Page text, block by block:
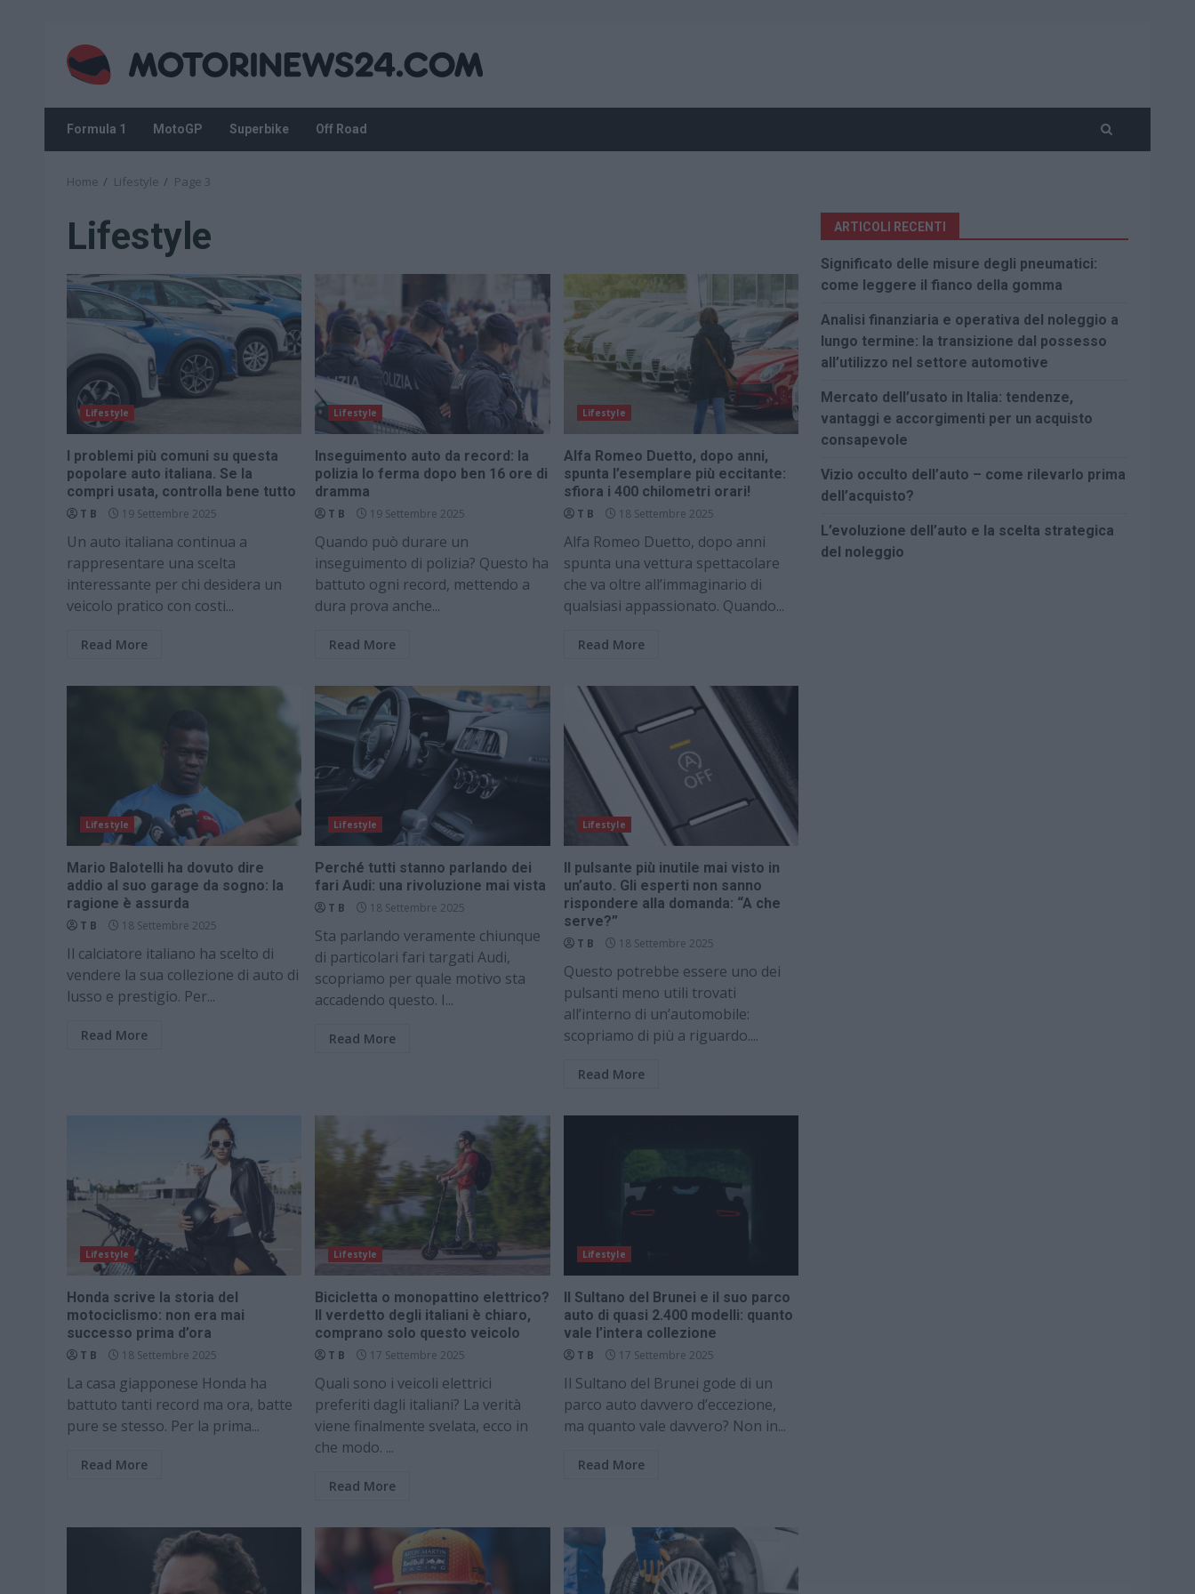
content
Formula 1 MotoGP Superbike Off Road
Home Lifestyle Page 3
Lifestyle
Lifestyle
I problemi più comuni su questa
popolare auto italiana. Se la
compri usata, controlla bene tutto
T B 19 Settembre 2025
Un auto italiana continua a
rappresentare una scelta
interessante per chi desidera un
veicolo pratico con costi...
Read More
Lifestyle
Inseguimento auto da record: la
polizia lo ferma dopo ben 16 ore di
dramma
T B 19 Settembre 2025
Quando può durare un
inseguimento di polizia? Questo ha
battuto ogni record, mettendo a
dura prova anche...
Read More
Lifestyle
Alfa Romeo Duetto, dopo anni,
spunta l’esemplare più eccitante:
sfiora i 400 chilometri orari!
T B 18 Settembre 2025
Alfa Romeo Duetto, dopo anni
spunta una vettura spettacolare
che va oltre all’immaginario di
qualsiasi appassionato. Quando...
Read More
Lifestyle
Mario Balotelli ha dovuto dire
addio al suo garage da sogno: la
ragione è assurda
T B 18 Settembre 2025
Il calciatore italiano ha scelto di
vendere la sua collezione di auto di
lusso e prestigio. Per...
Read More
Lifestyle
Perché tutti stanno parlando dei
fari Audi: una rivoluzione mai vista
T B 18 Settembre 2025
Sta parlando veramente chiunque
di particolari fari targati Audi,
scopriamo per quale motivo sta
accadendo questo. I...
Read More
Lifestyle
Il pulsante più inutile mai visto in
un’auto. Gli esperti non sanno
rispondere alla domanda: “A che
serve?”
T B 18 Settembre 2025
Questo potrebbe essere uno dei
pulsanti meno utili trovati
all’interno di un’automobile:
scopriamo di più a riguardo....
Read More
Lifestyle
Honda scrive la storia del
motociclismo: non era mai
successo prima d’ora
T B 18 Settembre 2025
La casa giapponese Honda ha
battuto tanti record ma ora, batte
pure se stesso. Per la prima...
Read More
Lifestyle
Bicicletta o monopattino elettrico?
Il verdetto degli italiani è chiaro,
comprano solo questo veicolo
T B 17 Settembre 2025
Quali sono i veicoli elettrici
preferiti dagli italiani? La verità
viene finalmente svelata, ecco in
che modo. ...
Read More
Lifestyle
Il Sultano del Brunei e il suo parco
auto di quasi 2.400 modelli: quanto
vale l’intera collezione
T B 17 Settembre 2025
Il Sultano del Brunei gode di un
parco auto davvero d’eccezione,
ma quanto vale davvero? Non in...
Read More
ARTICOLI RECENTI
Significato delle misure degli pneumatici:
come leggere il fianco della gomma
Analisi finanziaria e operativa del noleggio a
lungo termine: la transizione dal possesso
all’utilizzo nel settore automotive
Mercato dell’usato in Italia: tendenze,
vantaggi e accorgimenti per un acquisto
consapevole
Vizio occulto dell’auto – come rilevarlo prima
dell’acquisto?
L’evoluzione dell’auto e la scelta strategica
del noleggio